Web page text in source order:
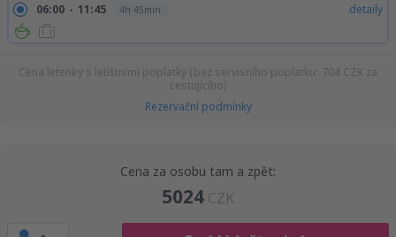
06:00 11:45 4h 45min detaily
Cena letenky s letištními poplatky (bez servisního poplatku: 704 CZK za
cestujícího)
Rezervační podmínky
Cena za osobu tam a zpět:
5024 CZK